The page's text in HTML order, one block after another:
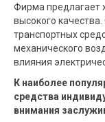
Фирма предлагает
высокого
транспортных
механического
влияния
К наиболее
средства
внимания